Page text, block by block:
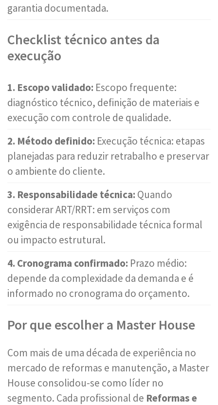
garantia documentada.
Checklist técnico antes da
execução
1. Escopo validado: Escopo frequente:
diagnóstico técnico, definição de materiais e
execução com controle de qualidade.
2. Método definido: Execução técnica: etapas
planejadas para reduzir retrabalho e preservar
o ambiente do cliente.
3. Responsabilidade técnica: Quando
considerar ART/RRT: em serviços com
exigência de responsabilidade técnica formal
ou impacto estrutural.
4. Cronograma confirmado: Prazo médio:
depende da complexidade da demanda e é
informado no cronograma do orçamento.
Por que escolher a Master House
Com mais de uma década de experiência no
mercado de reformas e manutenção, a Master
House consolidou-se como líder no
segmento. Cada profissional de Reformas e